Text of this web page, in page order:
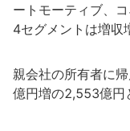
ートモーティブ、
4セグメントは増収
親会社の所有者に
億円増の2,553億円